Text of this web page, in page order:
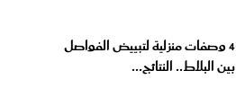
4 وصفات منزلية لتبييض الفواصل
بين البلاط.. النتائج...